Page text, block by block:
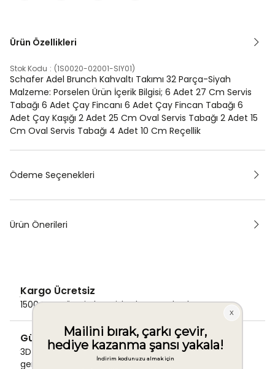
Ürün Özellikleri
Stok Kodu (1S0020-02001-SIY01)
Schafer Adel Brunch Kahvaltı Takımı 32 Parça-Siyah
Malzeme: Porselen Ürün İçerik Bilgisi; 6 Adet 27 Cm Servis
Tabağı 6 Adet Çay Fincanı 6 Adet Çay Fincan Tabağı 6
Adet Çay Kaşığı 2 Adet 25 Cm Oval Servis Tabağı 2 Adet 15
Cm Oval Servis Tabağı 4 Adet 10 Cm Reçellik
Ödeme Seçenekleri
Ürün Önerileri
Kargo Ücretsiz
1500 TL ve üzeri alışverişlerde Kargo bedava!
Güvenli Ödeme
3D Secure ile güvenli ödemenizi
gerçekleştirin.